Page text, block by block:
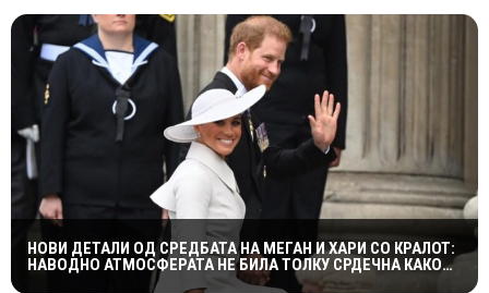
НОВИ ДЕТАЛИ ОД СРЕДБАТА НА МЕГАН И ХАРИ СО КРАЛОТ:
НАВОДНО АТМОСФЕРАТА НЕ БИЛА ТОЛКУ СРДЕЧНА КАКО
ШТО СЕ ОЧЕКУВАШЕ